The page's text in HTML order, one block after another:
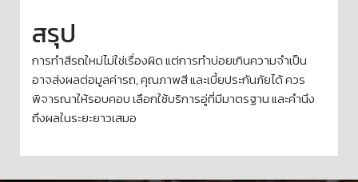
สรุป
การทำสีรถใหม่ไม่ใช่เรื่องผิด แต่การทำบ่อยเกินความจำเป็น
อาจส่งผลต่อมูลค่ารถ, คุณภาพสี และเบี้ยประกันภัยได้ ควร
พิจารณาให้รอบคอบ เลือกใช้บริการอู่ที่มีมาตรฐาน และคำนึง
ถึงผลในระยะยาวเสมอ